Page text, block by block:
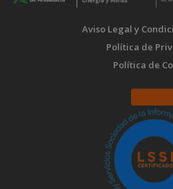
Aviso Legal y
Política de
Política de